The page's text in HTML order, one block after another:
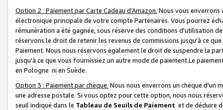
Option 2 : Paiement par Carte Cadeau d’Amazon. Nous vous
électronique principale de votre compte Partenaires. Vous pourrez
rémunération a été gagnée, sous réserve des conditions d'utilisation
réservons le droit de retenir les revenus de commissions jusqu'à ce
Paiement. Nous nous réservons également le droit de suspendre la
jusqu'à ce que vous fournissiez un autre mode de paiement.Le
en Pologne ni en Suède.
Option 3 : Paiement par chèque. Nous nous enverrons un chèque d'un
une adresse postale. Si vous optez pour cette option, nous nous
seuil indiqué dans le Tableau de Seuils de Paiement et de déduire